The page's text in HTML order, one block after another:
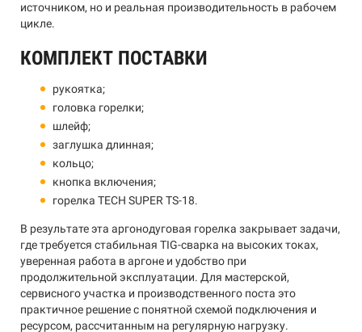
источником, но и реальная производительность в рабочем
цикле.
КОМПЛЕКТ ПОСТАВКИ
рукоятка;
головка горелки;
шлейф;
заглушка длинная;
кольцо;
кнопка включения;
горелка TECH SUPER TS-18.
В результате эта аргонодуговая горелка закрывает задачи,
где требуется стабильная TIG-сварка на высоких токах,
уверенная работа в аргоне и удобство при
продолжительной эксплуатации. Для мастерской,
сервисного участка и производственного поста это
практичное решение с понятной схемой подключения и
ресурсом, рассчитанным на регулярную нагрузку.